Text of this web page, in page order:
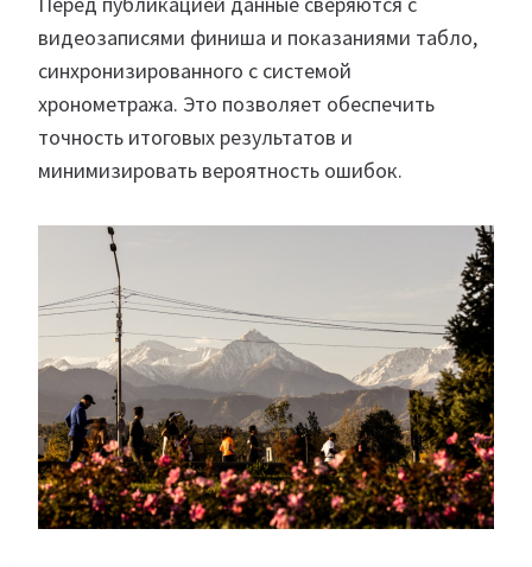
видеозаписями финиша и показаниями табло,
синхронизированного с системой
хронометража. Это позволяет обеспечить
точность итоговых результатов и
минимизировать вероятность ошибок.